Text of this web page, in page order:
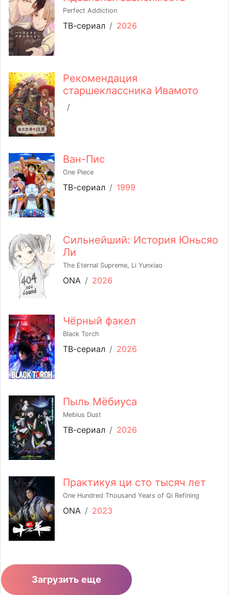
Perfect Addiction
ТВ-сериал / 2026
Рекомендация
старшеклассника Ивамото
/
Ван-Пис
One Piece
ТВ-сериал / 1999
Сильнейший: История Юньсяо
Ли
The Eternal Supreme, Li Yunxiao
ONA / 2026
Чёрный факел
Black Torch
ТВ-сериал / 2026
Пыль Мёбиуса
Mebius Dust
ТВ-сериал / 2026
Практикуя ци сто тысяч лет
One Hundred Thousand Years of Qi Refining
ONA / 2023
Загрузить еще